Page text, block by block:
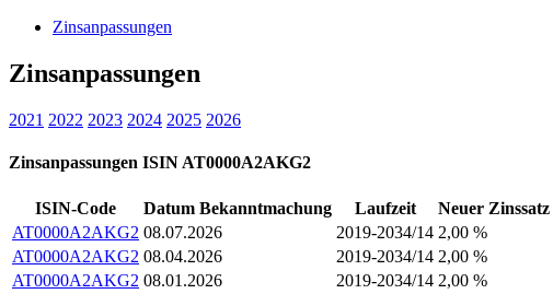
Zinsanpassungen
Zinsanpassungen
2021 2022 2023 2024 2025 2026
Zinsanpassungen ISIN AT0000A2AKG2
ISIN-Code Datum Bekanntmachung Laufzeit Neuer Zinssatz
AT0000A2AKG2 08.07.2026 2019-2034/14 2,00 %
AT0000A2AKG2 08.04.2026 2019-2034/14 2,00 %
AT0000A2AKG2 08.01.2026 2019-2034/14 2,00 %